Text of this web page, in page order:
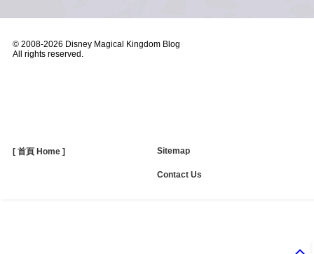
© 2008-2026 Disney Magical Kingdom Blog
All rights reserved.
[ 首頁 Home ] Sitemap
Contact Us